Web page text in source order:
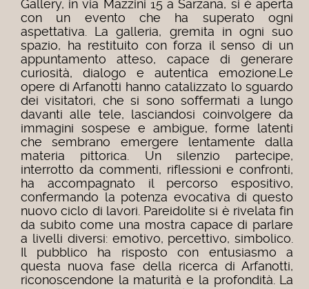
Gallery, in via Mazzini 15 a Sarzana, si è aperta
con un evento che ha superato ogni
aspettativa. La galleria, gremita in ogni suo
spazio, ha restituito con forza il senso di un
appuntamento atteso, capace di generare
curiosità, dialogo e autentica emozione.Le
opere di Arfanotti hanno catalizzato lo sguardo
dei visitatori, che si sono soffermati a lungo
davanti alle tele, lasciandosi coinvolgere da
immagini sospese e ambigue, forme latenti
che sembrano emergere lentamente dalla
materia pittorica. Un silenzio partecipe,
interrotto da commenti, riflessioni e confronti,
ha accompagnato il percorso espositivo,
confermando la potenza evocativa di questo
nuovo ciclo di lavori. Pareidolite si è rivelata fin
da subito come una mostra capace di parlare
a livelli diversi: emotivo, percettivo, simbolico.
Il pubblico ha risposto con entusiasmo a
questa nuova fase della ricerca di Arfanotti,
riconoscendone la maturità e la profondità. La